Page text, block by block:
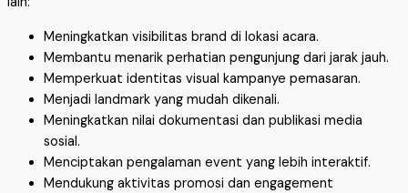
Meningkatkan visibilitas brand di lokasi acara.
Membantu menarik perhatian pengunjung dari jarak jauh.
Memperkuat identitas visual kampanye pemasaran.
Menjadi landmark yang mudah dikenali.
Meningkatkan nilai dokumentasi dan publikasi media
sosial.
Menciptakan pengalaman event yang lebih interaktif.
Mendukung aktivitas promosi dan engagement